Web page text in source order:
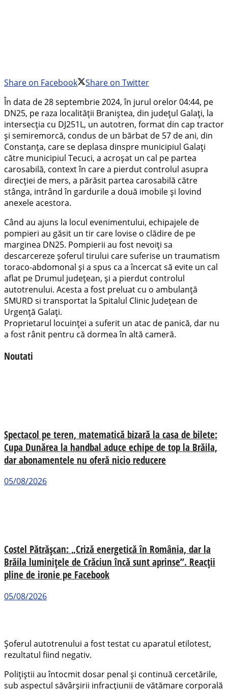
Share on Facebook
Share on Twitter
În data de 28 septembrie 2024, în jurul orelor 04:44, pe
DN25, pe raza localității Braniștea, din județul Galați, la
intersecția cu DJ251L, un autotren, format din cap tractor
și semiremorcă, condus de un bărbat de 57 de ani, din
Constanța, care se deplasa dinspre municipiul Galați
către municipiul Tecuci, a acroșat un cal pe partea
carosabilă, context în care a pierdut controlul asupra
direcției de mers, a părăsit partea carosabilă către
stânga, intrând în gardurile a două imobile și lovind
anexele acestora.
Când au ajuns la locul evenimentului, echipajele de
pompieri au găsit un tir care lovise o clădire de pe
marginea DN25. Pompierii au fost nevoiți sa
descarcereze șoferul tirului care suferise un traumatism
toraco-abdomonal și a spus ca a încercat să evite un cal
aflat pe Drumul județean, și a pierdut controlul
autotrenului. Acesta a fost preluat cu o ambulanță
SMURD si transportat la Spitalul Clinic Județean de
Urgență Galați.
Proprietarul locuinței a suferit un atac de panică, dar nu
a fost rânit pentru că dormea în altă cameră.
Noutati
Spectacol pe teren, matematică bizară la casa de bilete:
Cupa Dunărea la handbal aduce echipe de top la Brăila,
dar abonamentele nu oferă nicio reducere
05/08/2026
Costel Pătrășcan: „Criză energetică în România, dar la
Brăila luminițele de Crăciun încă sunt aprinse”. Reacții
pline de ironie pe Facebook
05/08/2026
Șoferul autotrenului a fost testat cu aparatul etilotest,
rezultatul fiind negativ.
Polițiștii au întocmit dosar penal și continuă cercetările,
sub aspectul săvârșirii infracțiunii de vătămare corporală